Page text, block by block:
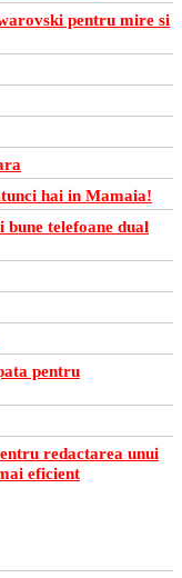
pentru mire si
hai in Mamaia!
bune telefoane dual
pentru
redactarea unui
eficient